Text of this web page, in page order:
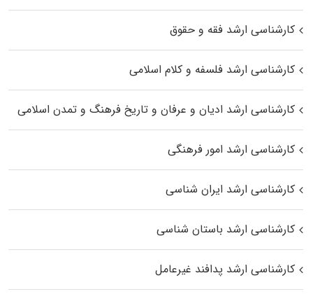
کارشناسی ارشد فقه و حقوق
کارشناسی ارشد فلسفه و کلام اسلامی
کارشناسی ارشد ادیان و عرفان و تاریخ فرهنگ و تمدن اسلامی
کارشناسی ارشد امور فرهنگی
کارشناسی ارشد ایران شناسی
کارشناسی ارشد باستان شناسی
کارشناسی ارشد پدافند غیرعامل